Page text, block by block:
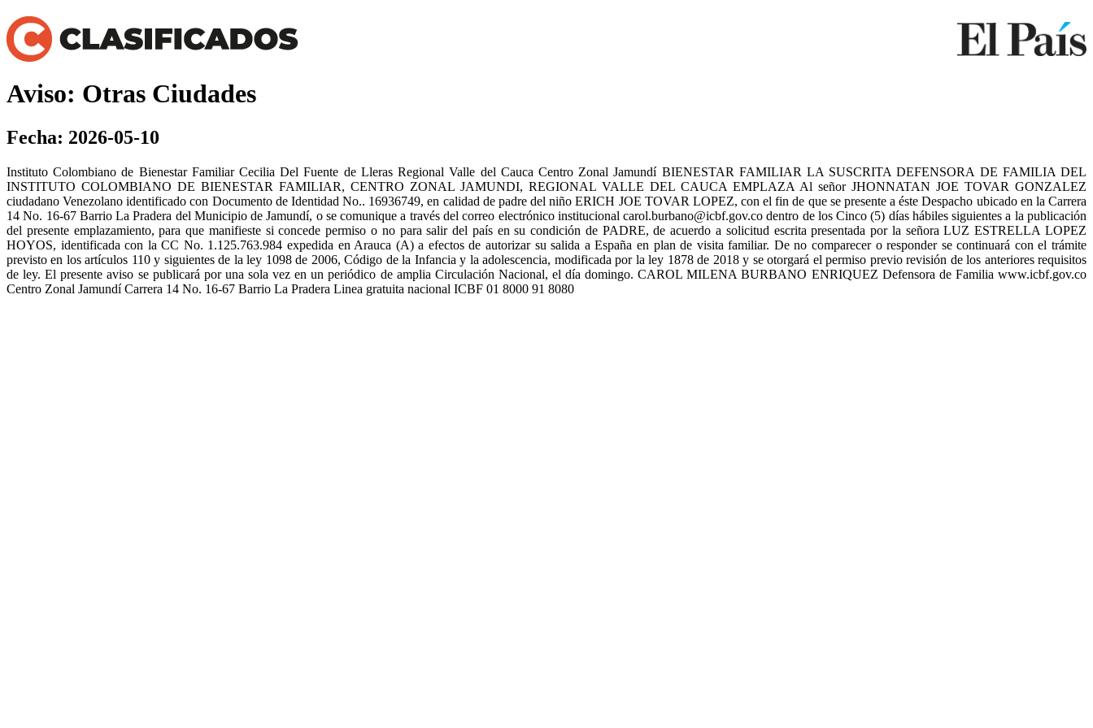
Aviso: Otras Ciudades
Fecha: 2026-05-10
Instituto Colombiano de Bienestar Familiar Cecilia Del Fuente de Lleras Regional Valle del Cauca Centro Zonal Jamundí BIENESTAR FAMILIAR LA SUSCRITA DEFENSORA DE FAMILIA DEL
INSTITUTO COLOMBIANO DE BIENESTAR FAMILIAR, CENTRO ZONAL JAMUNDI, REGIONAL VALLE DEL CAUCA EMPLAZA Al señor JHONNATAN JOE TOVAR GONZALEZ
ciudadano Venezolano identificado con Documento de Identidad No.. 16936749, en calidad de padre del niño ERICH JOE TOVAR LOPEZ, con el fin de que se presente a éste Despacho ubicado en la Carrera
14 No. 16-67 Barrio La Pradera del Municipio de Jamundí, o se comunique a través del correo electrónico institucional carol.burbano@icbf.gov.co dentro de los Cinco (5) días hábiles siguientes a la publicación
del presente emplazamiento, para que manifieste si concede permiso o no para salir del país en su condición de PADRE, de acuerdo a solicitud escrita presentada por la señora LUZ ESTRELLA LOPEZ
HOYOS, identificada con la CC No. 1.125.763.984 expedida en Arauca (A) a efectos de autorizar su salida a España en plan de visita familiar. De no comparecer o responder se continuará con el trámite
previsto en los artículos 110 y siguientes de la ley 1098 de 2006, Código de la Infancia y la adolescencia, modificada por la ley 1878 de 2018 y se otorgará el permiso previo revisión de los anteriores requisitos
de ley. El presente aviso se publicará por una sola vez en un periódico de amplia Circulación Nacional, el día domingo. CAROL MILENA BURBANO ENRIQUEZ Defensora de Familia www.icbf.gov.co
Centro Zonal Jamundí Carrera 14 No. 16-67 Barrio La Pradera Linea gratuita nacional ICBF 01 8000 91 8080